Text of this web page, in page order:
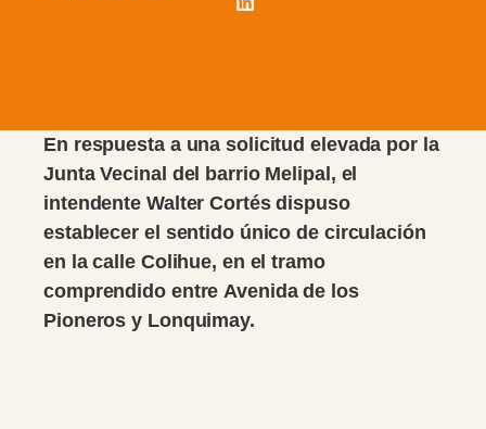
En respuesta a una solicitud elevada por la
Junta Vecinal del barrio Melipal, el
intendente Walter Cortés dispuso
establecer el sentido único de circulación
en la calle Colihue, en el tramo
comprendido entre Avenida de los
Pioneros y Lonquimay.